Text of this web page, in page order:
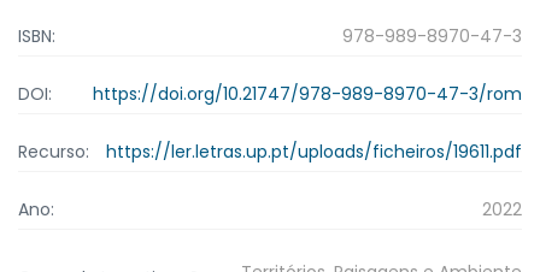
ISBN: 978-989-8970-47-3
DOI: https://doi.org/10.21747/978-989-8970-47-3/rom
Recurso: https://ler.letras.up.pt/uploads/ficheiros/19611.pdf
Ano: 2022